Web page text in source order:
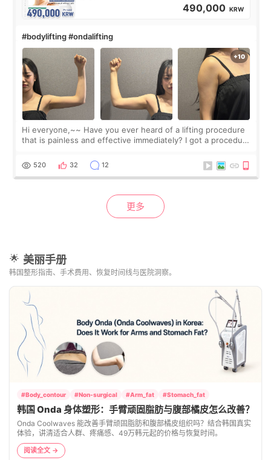
490,000 KRW
#bodylifting #ondalifting
Hi everyone,~~ Have you ever heard of a lifting procedure
that is painless and effective immediately? I got a procedure
since I work as a
520 32 12
更多
🌟 美丽手册
韩国整形指南、手术费用、恢复时间线与医院洞察。
#Body_contour #Non-surgical #Arm_fat #Stomach_fat
韩国 Onda 身体塑形：手臂顽固脂肪与腹部橘皮怎么改善？
Onda Coolwaves 能改善手臂顽固脂肪和腹部橘皮组织吗？结合韩国真实
体验，讲清适合人群、疼痛感、49万韩元起的价格与恢复时间。
阅读全文 →